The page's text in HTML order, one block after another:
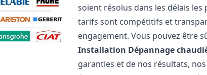
soient résolus dans les délais
tarifs sont compétitifs et
engagement. Vous pouvez être
Installation Dépannage
garanties et de nos résultats,